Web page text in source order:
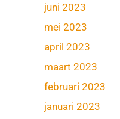
juni 2023
mei 2023
april 2023
maart 2023
februari 2023
januari 2023